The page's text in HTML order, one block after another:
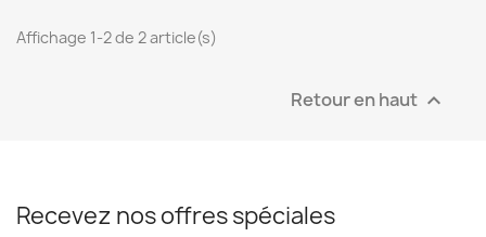
Affichage 1-2 de 2 article(s)
Retour en haut 
Recevez nos offres spéciales